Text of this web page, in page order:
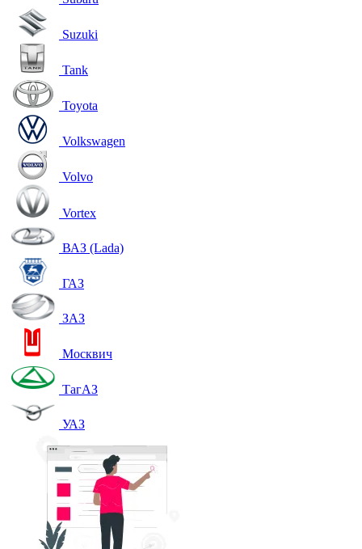
Suzuki
Tank
Toyota
Volkswagen
Volvo
Vortex
ВАЗ (Lada)
ГАЗ
ЗАЗ
Москвич
ТагАЗ
УАЗ